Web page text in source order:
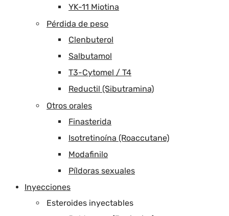
YK-11 Miotina
Pérdida de peso
Clenbuterol
Salbutamol
T3-Cytomel / T4
Reductil (Sibutramina)
Otros orales
Finasterida
Isotretinoína (Roaccutane)
Modafinilo
Píldoras sexuales
Inyecciones
Esteroides inyectables